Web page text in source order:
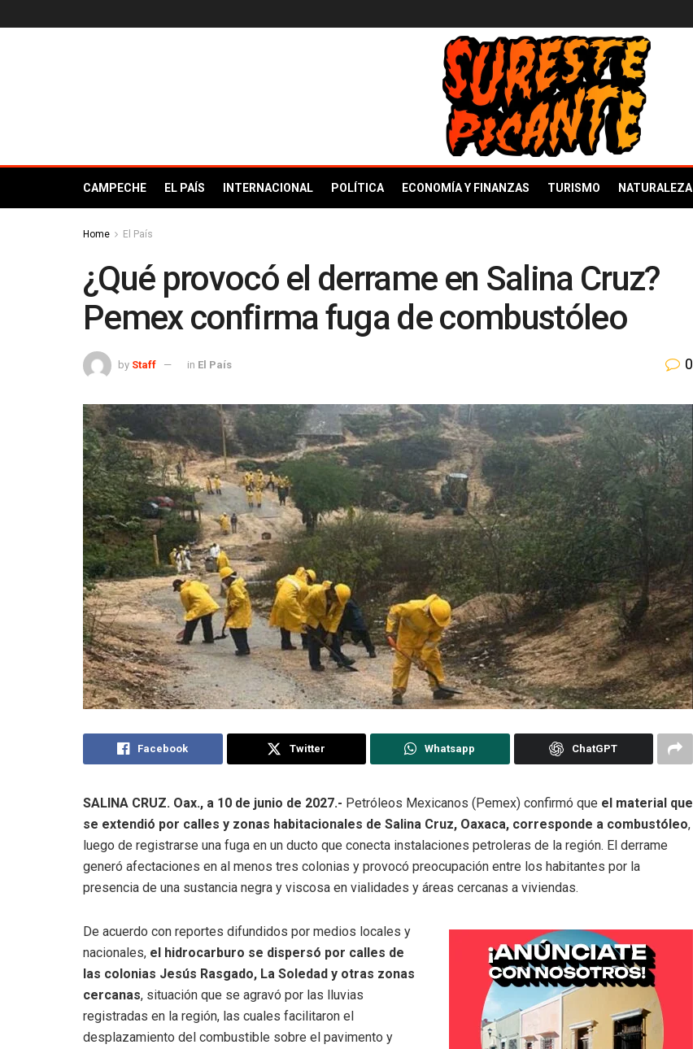
CAMPECHE EL PAÍS INTERNACIONAL POLÍTICA ECONOMÍA Y FINANZAS TURISMO NATURALEZA
Home El País
¿Qué provocó el derrame en Salina Cruz?
Pemex confirma fuga de combustóleo
by Staff in El País 0
Facebook Twitter Whatsapp ChatGPT
SALINA CRUZ. Oax., a 10 de junio de 2027.- Petróleos Mexicanos (Pemex) confirmó que el material que
se extendió por calles y zonas habitacionales de Salina Cruz, Oaxaca, corresponde a combustóleo,
luego de registrarse una fuga en un ducto que conecta instalaciones petroleras de la región. El derrame
generó afectaciones en al menos tres colonias y provocó preocupación entre los habitantes por la
presencia de una sustancia negra y viscosa en vialidades y áreas cercanas a viviendas.
De acuerdo con reportes difundidos por medios locales y
nacionales, el hidrocarburo se dispersó por calles de
las colonias Jesús Rasgado, La Soledad y otras zonas
cercanas, situación que se agravó por las lluvias
registradas en la región, las cuales facilitaron el
desplazamiento del combustible sobre el pavimento y